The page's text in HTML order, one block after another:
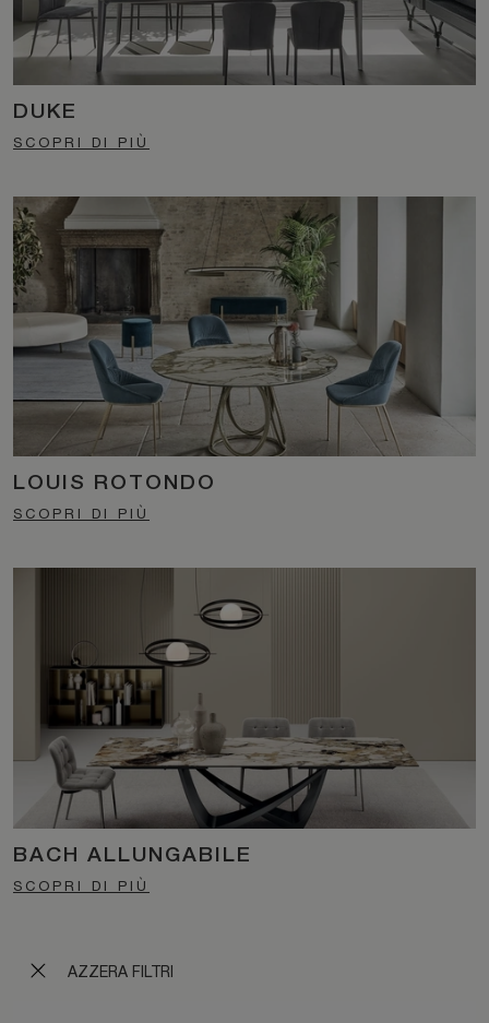
AZZERA FILTRI
DUKE
SCOPRI DI PIÙ
LOUIS ROTONDO
SCOPRI DI PIÙ
BACH ALLUNGABILE
SCOPRI DI PIÙ